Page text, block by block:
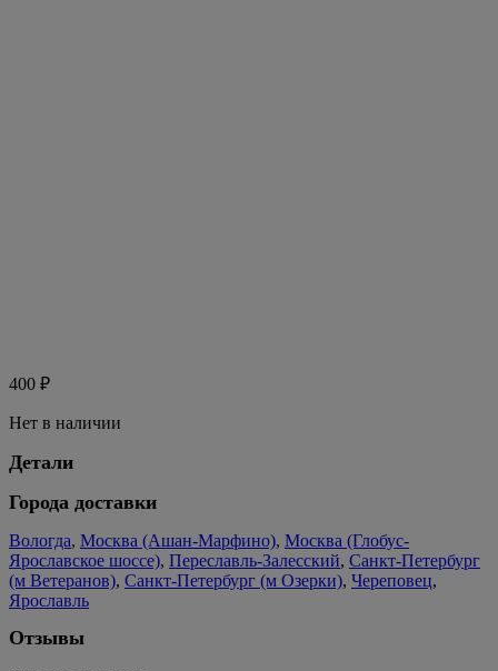
400 ₽
Нет в наличии
Детали
Города доставки
Вологда, Москва (Ашан-Марфино), Москва (Глобус-
Ярославское шоссе), Переславль-Залесский, Санкт-Петербург
(м Ветеранов), Санкт-Петербург (м Озерки), Череповец,
Ярославль
Отзывы